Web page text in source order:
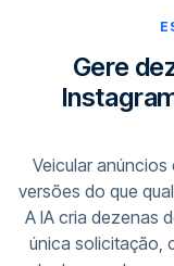
Gere
Veicular
versões do que
A IA cria dezenas
única solicitação,